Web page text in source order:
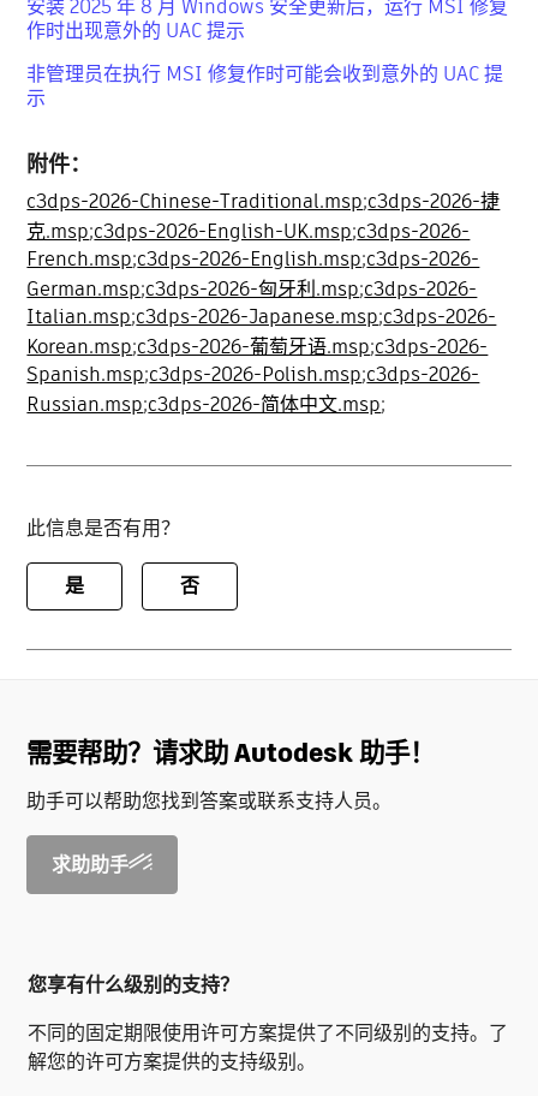
安装 2025 年 8 月 Windows 安全更新后，运行 MSI 修复
作时出现意外的 UAC 提示
非管理员在执行 MSI 修复作时可能会收到意外的 UAC 提
示
附件：
c3dps-2026-Chinese-Traditional.msp;c3dps-2026-捷
克.msp;c3dps-2026-English-UK.msp;c3dps-2026-
French.msp;c3dps-2026-English.msp;c3dps-2026-
German.msp;c3dps-2026-匈牙利.msp;c3dps-2026-
Italian.msp;c3dps-2026-Japanese.msp;c3dps-2026-
Korean.msp;c3dps-2026-葡萄牙语.msp;c3dps-2026-
Spanish.msp;c3dps-2026-Polish.msp;c3dps-2026-
Russian.msp;c3dps-2026-简体中文.msp;
此信息是否有用？
是 否
需要帮助？请求助 Autodesk 助手！
助手可以帮助您找到答案或联系支持人员。
求助助手
您享有什么级别的支持？
不同的固定期限使用许可方案提供了不同级别的支持。了
解您的许可方案提供的支持级别。